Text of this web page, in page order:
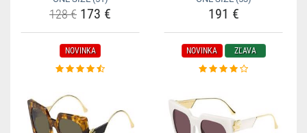
128 € 173 € 191 €
NOVINKA NOVINKA ZĽAVA